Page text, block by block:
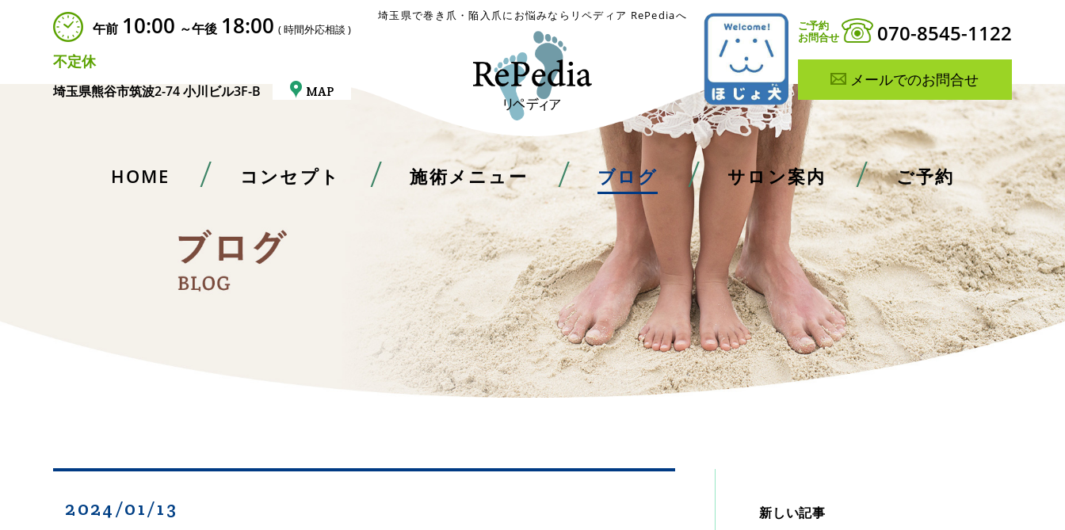
埼玉県で巻き爪・陥入爪にお悩みならリペディア RePediaへ
午前 10:00 ～午後 18:00 ( 時間外応相談 )
不定休
ご予約
お問合せ
070-8545-1122
メールでのお問合せ
埼玉県熊谷市筑波2-74 小川ビル3F-B MAP
HOME コンセプト 施術メニュー ブログ サロン案内 ご予約
2024/01/13 新しい記事